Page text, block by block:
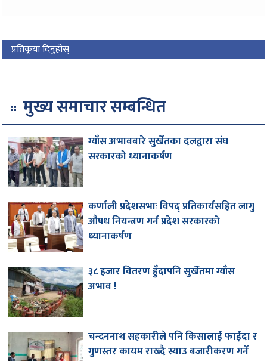
प्रतिकृया दिनुहोस्
मुख्य समाचार सम्बन्धित
ग्याँस अभावबारे सुर्खेतका दलद्वारा संघ
सरकारको ध्यानाकर्षण
कर्णाली प्रदेशसभाः विपद् प्रतिकार्यसहित लागु
औषध नियन्त्रण गर्न प्रदेश सरकारको
ध्यानाकर्षण
३८ हजार वितरण हुँदापनि सुर्खेतमा ग्याँस
अभाव !
चन्दननाथ सहकारीले पनि किसालाई फाईदा र
गुणस्तर कायम राख्दै स्याउ बजारीकरण गर्ने